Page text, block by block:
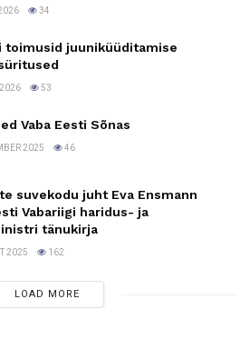
34
toimusid juuniküüditamise
53
Vaba Eesti Sõnas
2025 46
suvekodu juht Eva Ensmann
Vabariigi haridus- ja
tänukirja
2025 162
LOAD MORE